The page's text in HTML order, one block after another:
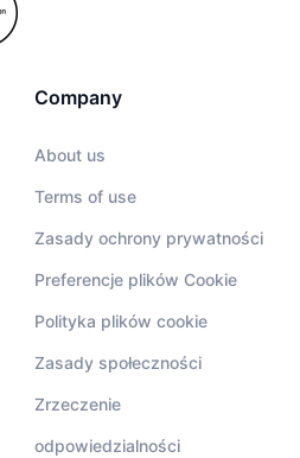
Company
About us
Terms of use
Zasady ochrony prywatności
Preferencje plików Cookie
Polityka plików cookie
Zasady społeczności
Zrzeczenie
odpowiedzialności